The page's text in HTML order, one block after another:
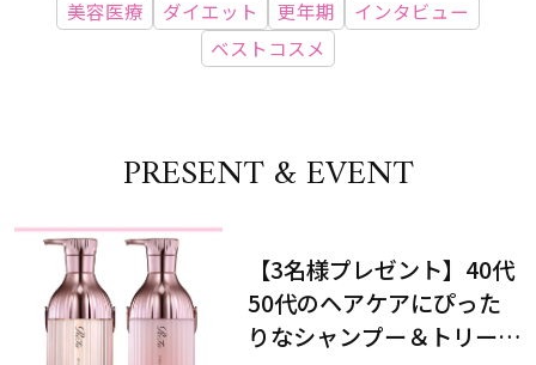
美容医療
ダイエット 更年期
インタビュー
ベストコスメ
PRESENT & EVENT
【3名様プレゼント】40代
50代のヘアケアにぴった
りなシャンプー＆トリート